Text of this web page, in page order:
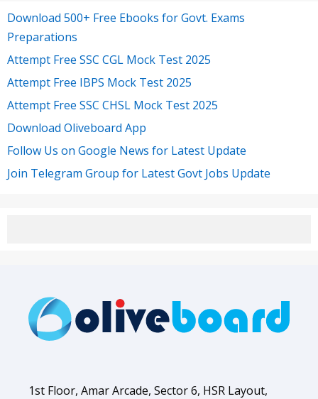
Download 500+ Free Ebooks for Govt. Exams
Preparations
Attempt Free SSC CGL Mock Test 2025
Attempt Free IBPS Mock Test 2025
Attempt Free SSC CHSL Mock Test 2025
Download Oliveboard App
Follow Us on Google News for Latest Update
Join Telegram Group for Latest Govt Jobs Update
1st Floor, Amar Arcade, Sector 6, HSR Layout,